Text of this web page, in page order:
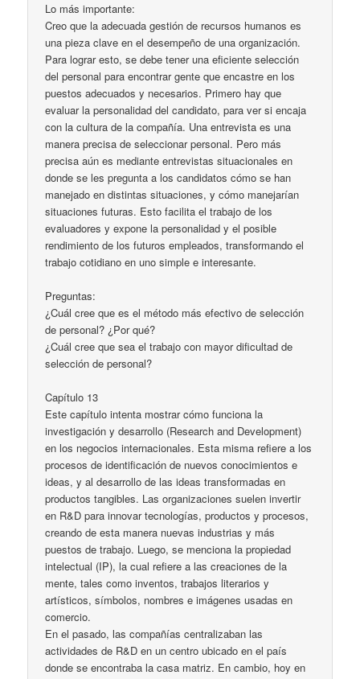
Lo más importante:
Creo que la adecuada gestión de recursos humanos es
una pieza clave en el desempeño de una organización.
Para lograr esto, se debe tener una eficiente selección
del personal para encontrar gente que encastre en los
puestos adecuados y necesarios. Primero hay que
evaluar la personalidad del candidato, para ver si encaja
con la cultura de la compañía. Una entrevista es una
manera precisa de seleccionar personal. Pero más
precisa aún es mediante entrevistas situacionales en
donde se les pregunta a los candidatos cómo se han
manejado en distintas situaciones, y cómo manejarían
situaciones futuras. Esto facilita el trabajo de los
evaluadores y expone la personalidad y el posible
rendimiento de los futuros empleados, transformando el
trabajo cotidiano en uno simple e interesante.
Preguntas:
¿Cuál cree que es el método más efectivo de selección
de personal? ¿Por qué?
¿Cuál cree que sea el trabajo con mayor dificultad de
selección de personal?
Capítulo 13
Este capítulo intenta mostrar cómo funciona la
investigación y desarrollo (Research and Development)
en los negocios internacionales. Esta misma refiere a los
procesos de identificación de nuevos conocimientos e
ideas, y al desarrollo de las ideas transformadas en
productos tangibles. Las organizaciones suelen invertir
en R&D para innovar tecnologías, productos y procesos,
creando de esta manera nuevas industrias y más
puestos de trabajo. Luego, se menciona la propiedad
intelectual (IP), la cual refiere a las creaciones de la
mente, tales como inventos, trabajos literarios y
artísticos, símbolos, nombres e imágenes usadas en
comercio.
En el pasado, las compañías centralizaban las
actividades de R&D en un centro ubicado en el país
donde se encontraba la casa matriz. En cambio, hoy en